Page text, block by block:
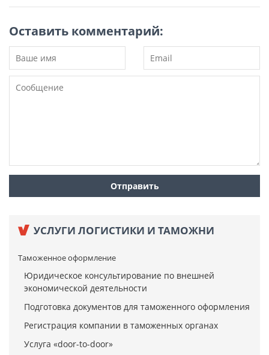
Оставить комментарий:
УСЛУГИ ЛОГИСТИКИ И ТАМОЖНИ
Таможенное оформление
Юридическое консультирование по внешней
экономической деятельности
Подготовка документов для таможенного оформления
Регистрация компании в таможенных органах
Услуга «door-to-door»